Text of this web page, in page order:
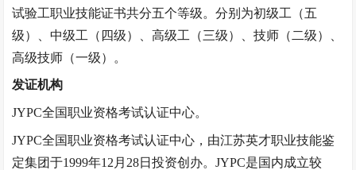
试验工职业技能证书共分五个等级。分别为初级工（五
级）、中级工（四级）、高级工（三级）、技师（二级）、
高级技师（一级）。
发证机构
JYPC全国职业资格考试认证中心。
JYPC全国职业资格考试认证中心，由江苏英才职业技能鉴
定集团于1999年12月28日投资创办。JYPC是国内成立较